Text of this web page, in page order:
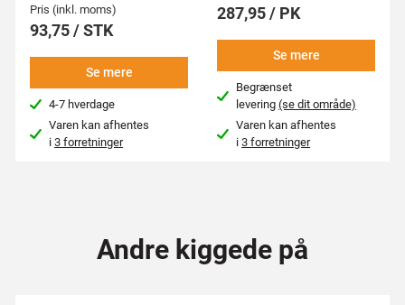
Pris (inkl. moms)
93,75 / STK
Se mere
4-7 hverdage
Varen kan afhentes
i3 forretninger
287,95 / PK
Se mere
Begrænset
levering(se dit område)
Varen kan afhentes
i3 forretninger
Andre kiggede på